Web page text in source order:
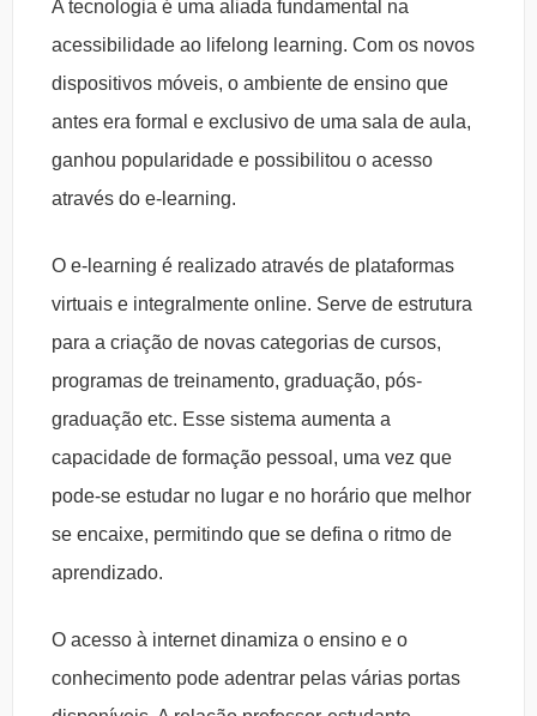
A tecnologia é uma aliada fundamental na
acessibilidade ao lifelong learning. Com os novos
dispositivos móveis, o ambiente de ensino que
antes era formal e exclusivo de uma sala de aula,
ganhou popularidade e possibilitou o acesso
através do e-learning.
O e-learning é realizado através de plataformas
virtuais e integralmente online. Serve de estrutura
para a criação de novas categorias de cursos,
programas de treinamento, graduação, pós-
graduação etc. Esse sistema aumenta a
capacidade de formação pessoal, uma vez que
pode-se estudar no lugar e no horário que melhor
se encaixe, permitindo que se defina o ritmo de
aprendizado.
O acesso à internet dinamiza o ensino e o
conhecimento pode adentrar pelas várias portas